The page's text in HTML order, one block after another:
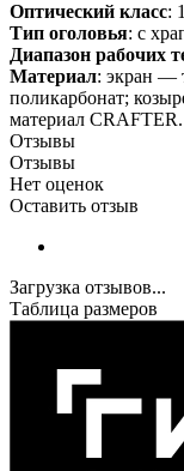
Оптический класс:
Тип оголовья: с
Диапазон рабочих
Материал: экран —
поликарбонат;
материал CRAFTER.
Отзывы
Отзывы
Нет оценок
Оставить отзыв
Загрузка отзывов...
Таблица размеров